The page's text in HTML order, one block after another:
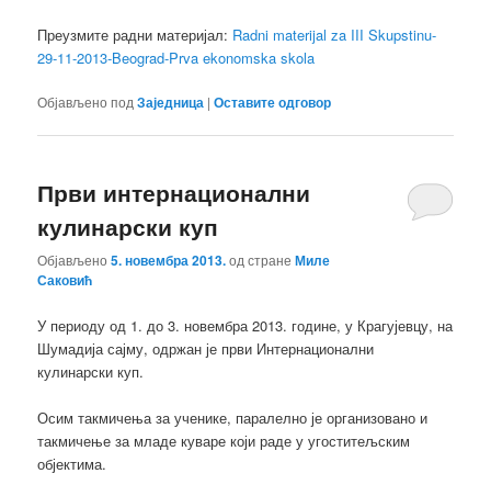
Преузмите радни материјал: Radni materijal za III Skupstinu-
29-11-2013-Beograd-Prva ekonomska skola
Објављено под Заједница |Оставите одговор
Први интернационални
кулинарски куп
Објављено5. новембра 2013.од странеМиле
Саковић
У периоду од 1. до 3. новембра 2013. године, у Крагујевцу, на
Шумадија сајму, одржан је први Интернационални
кулинарски куп.
Осим такмичења за ученике, паралелно је организовано и
такмичење за младе куваре који раде у угоститељским
објектима.